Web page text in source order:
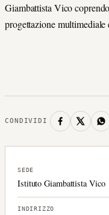
Giambattista Vico
progettazione multimediale
CONDIVIDI
SEDE
Istituto Giambattista Vico
INDIRIZZO